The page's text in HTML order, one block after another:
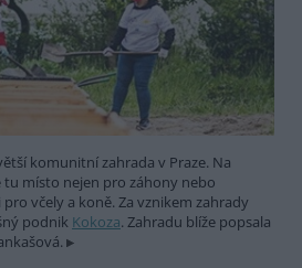
komunitní zahrada v Praze. Na
tu místo nejen pro záhony nebo
včely a koně. Za vznikem zahrady
podnik Kokoza. Zahradu blíže popsala